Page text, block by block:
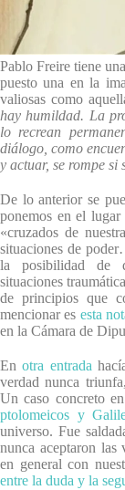
Pablo Freire tiene
puesto una en la
valiosas como
hay humildad. La
lo recrean
diálogo, como
y actuar, se rompe
De lo anterior se
ponemos en el
«cruzados de
situaciones de
la posibilidad de
situaciones
de principios que
mencionar es esta
en la Cámara de
Enotra entrada
verdad nunca
Un caso concreto
ptolomeicos y
universo. Fue
nunca aceptaron las
en general con
entre la duda y la